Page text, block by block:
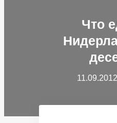
Что
11.09.2012